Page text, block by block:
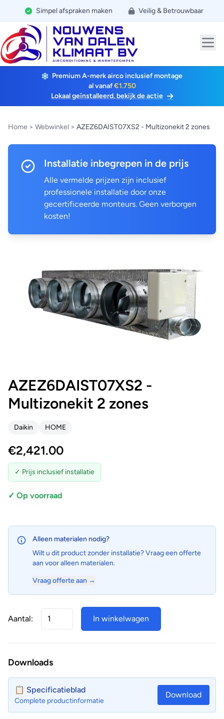
Simpel afspraken maken Veilig & Betrouwbaar
Premium A-merk airco inclusief montage
al vanaf€1.750
Lokaal geïnstalleerd, bekijk de actie
Home > Webwinkel > AZEZ6DAIST07XS2 - Multizonekit 2 zones
Installatie inbegrepen in de prijs
Alle vermelde prijzen zijn inclusief
professionele installatie door onze
gecertificeerde monteurs. Geen verborgen
kosten!
AZEZ6DAIST07XS2 -
Multizonekit 2 zones
Daikin HOME
€2,421.00
✓ Prijs inclusief installatie
✓ Op voorraad
Alleen materialen nodig?
Wilt u dit product zonder installatie? Vraag een offerte
aan voor alleen materialen.
Vraag offerte aan →
Aantal: In winkelwagen
Downloads
📋 Specificatieblad
Complete productinformatie
Download